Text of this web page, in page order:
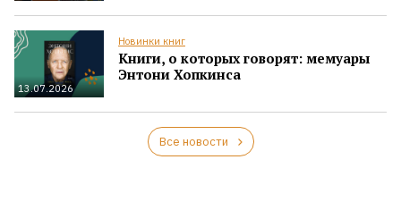
13.07.2026
Новинки книг
Книги, о которых говорят: мемуары
Энтони Хопкинса
Все новости